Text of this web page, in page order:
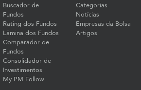
Buscador de
Fundos
Rating dos Fundos
Lâmina dos Fundos
Comparador de
Fundos
Consolidador de
Investimentos
My PM Follow
Categorias
Notícias
Empresas da Bolsa
Artigos